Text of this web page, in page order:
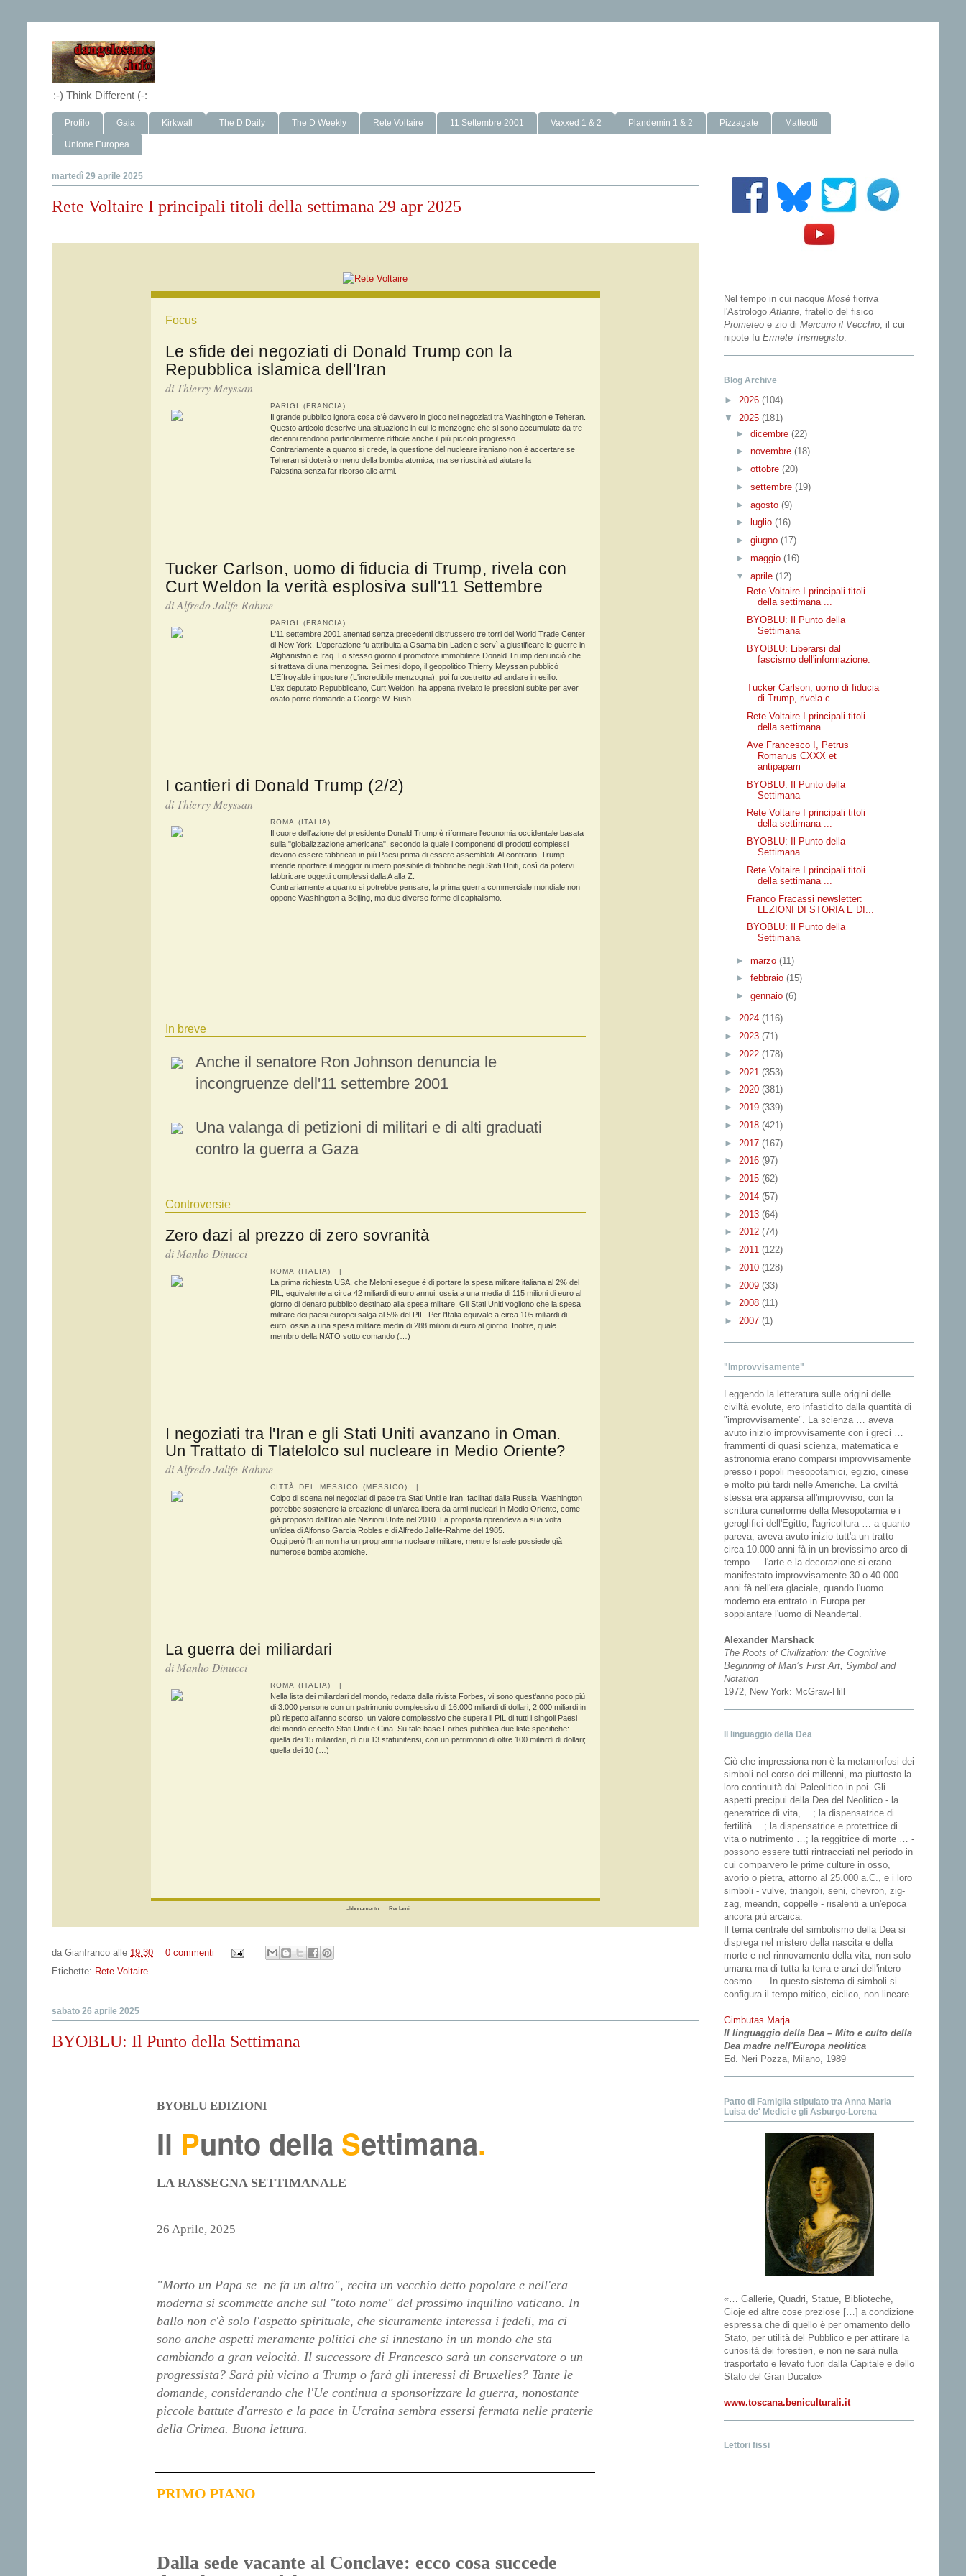
:-) Think Different (-:
Profilo Gaia Kirkwall The D Daily The D Weekly Rete Voltaire 11 Settembre 2001 Vaxxed 1 & 2 Plandemin 1 & 2 Pizzagate Matteotti
Unione Europea
martedì 29 aprile 2025
Rete Voltaire I principali titoli della settimana 29 apr 2025
Focus
Le sfide dei negoziati di Donald Trump con la
Repubblica islamica dell'Iran
di Thierry Meyssan
PARIGI (FRANCIA)
Il grande pubblico ignora cosa c'è davvero in gioco nei negoziati tra Washington e Teheran.
Questo articolo descrive una situazione in cui le menzogne che si sono accumulate da tre
decenni rendono particolarmente difficile anche il più piccolo progresso.
Contrariamente a quanto si crede, la questione del nucleare iraniano non è accertare se
Teheran si doterà o meno della bomba atomica, ma se riuscirà ad aiutare la
Palestina senza far ricorso alle armi.
Tucker Carlson, uomo di fiducia di Trump, rivela con
Curt Weldon la verità esplosiva sull'11 Settembre
di Alfredo Jalife-Rahme
PARIGI (FRANCIA)
L'11 settembre 2001 attentati senza precedenti distrussero tre torri del World Trade Center
di New York. L'operazione fu attribuita a Osama bin Laden e servì a giustificare le guerre in
Afghanistan e Iraq. Lo stesso giorno il promotore immobiliare Donald Trump denunciò che
si trattava di una menzogna. Sei mesi dopo, il geopolitico Thierry Meyssan pubblicò
L'Effroyable imposture (L'incredibile menzogna), poi fu costretto ad andare in esilio.
L'ex deputato Repubblicano, Curt Weldon, ha appena rivelato le pressioni subite per aver
osato porre domande a George W. Bush.
I cantieri di Donald Trump (2/2)
di Thierry Meyssan
ROMA (ITALIA)
Il cuore dell'azione del presidente Donald Trump è riformare l'economia occidentale basata
sulla "globalizzazione americana", secondo la quale i componenti di prodotti complessi
devono essere fabbricati in più Paesi prima di essere assemblati. Al contrario, Trump
intende riportare il maggior numero possibile di fabbriche negli Stati Uniti, così da potervi
fabbricare oggetti complessi dalla A alla Z.
Contrariamente a quanto si potrebbe pensare, la prima guerra commerciale mondiale non
oppone Washington a Beijing, ma due diverse forme di capitalismo.
In breve
Anche il senatore Ron Johnson denuncia le
incongruenze dell'11 settembre 2001
Una valanga di petizioni di militari e di alti graduati
contro la guerra a Gaza
Controversie
Zero dazi al prezzo di zero sovranità
di Manlio Dinucci
ROMA (ITALIA) |
La prima richiesta USA, che Meloni esegue è di portare la spesa militare italiana al 2% del
PIL, equivalente a circa 42 miliardi di euro annui, ossia a una media di 115 milioni di euro al
giorno di denaro pubblico destinato alla spesa militare. Gli Stati Uniti vogliono che la spesa
militare dei paesi europei salga al 5% del PIL. Per l'Italia equivale a circa 105 miliardi di
euro, ossia a una spesa militare media di 288 milioni di euro al giorno. Inoltre, quale
membro della NATO sotto comando (…)
I negoziati tra l'Iran e gli Stati Uniti avanzano in Oman.
Un Trattato di Tlatelolco sul nucleare in Medio Oriente?
di Alfredo Jalife-Rahme
CITTÀ DEL MESSICO (MESSICO) |
Colpo di scena nei negoziati di pace tra Stati Uniti e Iran, facilitati dalla Russia: Washington
potrebbe sostenere la creazione di un'area libera da armi nucleari in Medio Oriente, come
già proposto dall'Iran alle Nazioni Unite nel 2010. La proposta riprendeva a sua volta
un'idea di Alfonso Garcia Robles e di Alfredo Jalife-Rahme del 1985.
Oggi però l'Iran non ha un programma nucleare militare, mentre Israele possiede già
numerose bombe atomiche.
La guerra dei miliardari
di Manlio Dinucci
ROMA (ITALIA) |
Nella lista dei miliardari del mondo, redatta dalla rivista Forbes, vi sono quest'anno poco più
di 3.000 persone con un patrimonio complessivo di 16.000 miliardi di dollari, 2.000 miliardi in
più rispetto all'anno scorso, un valore complessivo che supera il PIL di tutti i singoli Paesi
del mondo eccetto Stati Uniti e Cina. Su tale base Forbes pubblica due liste specifiche:
quella dei 15 miliardari, di cui 13 statunitensi, con un patrimonio di oltre 100 miliardi di dollari;
quella dei 10 (…)
abbonamento Reclami
da Gianfranco alle 19:30
0 commenti
Etichette: Rete Voltaire
sabato 26 aprile 2025
BYOBLU: Il Punto della Settimana
BYOBLU EDIZIONI
Il Punto della Settimana.
LA RASSEGNA SETTIMANALE
26 Aprile, 2025
"Morto un Papa se ne fa un altro", recita un vecchio detto popolare e nell'era
moderna si scommette anche sul "toto nome" del prossimo inquilino vaticano. In
ballo non c'è solo l'aspetto spirituale, che sicuramente interessa i fedeli, ma ci
sono anche aspetti meramente politici che si innestano in un mondo che sta
cambiando a gran velocità. Il successore di Francesco sarà un conservatore o un
progressista? Sarà più vicino a Trump o farà gli interessi di Bruxelles? Tante le
domande, considerando che l'Ue continua a sponsorizzare la guerra, nonostante
piccole battute d'arresto e la pace in Ucraina sembra essersi fermata nelle praterie
della Crimea. Buona lettura.
PRIMO PIANO
Dalla sede vacante al Conclave: ecco cosa succede
Nel tempo in cui nacque Mosè fioriva
l'Astrologo Atlante , fratello del fisico
Prometeo e zio di Mercurio il Vecchio , il cui
nipote fu Ermete Trismegisto
Blog Archive
► 2026 (104)
▼ 2025 (181)
► dicembre (22)
► novembre (18)
► ottobre (20)
► settembre (19)
► agosto (9)
►
luglio (16)
► giugno (17)
► maggio (16)
▼ aprile (12)
Rete Voltaire I principali titoli
della settimana ...
BYOBLU: Il Punto della
Settimana
BYOBLU: Liberarsi dal
fascismo dell'informazione:
Tucker Carlson, uomo di fiducia
di Trump, rivela c...
Rete Voltaire I principali titoli
della settimana ...
Ave Francesco I, Petrus
Romanus CXXX et
antipapam
BYOBLU: Il Punto della
Settimana
Rete Voltaire I principali titoli
della settimana ...
BYOBLU: Il Punto della
Settimana
Rete Voltaire I principali titoli
della settimana ...
Franco Fracassi newsletter:
LEZIONI DI STORIA E DI...
BYOBLU: Il Punto della
Settimana
► marzo (11)
► febbraio (15)
► gennaio (6)
► 2024 (116)
► 2023 (71)
► 2022 (178)
► 2021 (353)
► 2020 (381)
► 2019 (339)
► 2018 (421)
► 2017 (167)
► 2016 (97)
► 2015 (62)
► 2014 (57)
► 2013 (64)
► 2012 (74)
► 2011 (122)
► 2010 (128)
► 2009 (33)
► 2008 (11)
► 2007 (1)
"Improvvisamente"
Leggendo la letteratura sulle origini delle
civiltà evolute, ero infastidito dalla quantità di
"improvvisamente". La scienza … aveva
avuto inizio improvvisamente con i greci …
frammenti di quasi scienza, matematica e
astronomia erano comparsi improvvisamente
presso i popoli mesopotamici, egizio, cinese
e molto più tardi nelle Americhe. La civiltà
stessa era apparsa all'improvviso, con la
scrittura cuneiforme della Mesopotamia e i
geroglifici dell'Egitto; l'agricoltura … a quanto
pareva, aveva avuto inizio tutt'a un tratto
circa 10.000 anni fà in un brevissimo arco di
tempo … l'arte e la decorazione si erano
manifestato improvvisamente 30 o 40.000
anni fà nell'era glaciale, quando l'uomo
moderno era entrato in Europa per
soppiantare l'uomo di Neandertal.
Alexander Marshack
The Roots of Civilization: the Cognitive
Beginning of Man’s First Art, Symbol and
Notation
1972, New York: McGraw-Hill
Il linguaggio della Dea
Ciò che impressiona non è la metamorfosi dei
simboli nel corso dei millenni, ma piuttosto la
loro continuità dal Paleolitico in poi. Gli
aspetti precipui della Dea del Neolitico - la
generatrice di vita, …; la dispensatrice di
fertilità …; la dispensatrice e protettrice di
vita o nutrimento …; la reggitrice di morte … -
possono essere tutti rintracciati nel periodo in
cui comparvero le prime culture in osso,
avorio o pietra, attorno al 25.000 a.C., e i loro
simboli - vulve, triangoli, seni, chevron, zig-
zag, meandri, coppelle - risalenti a un'epoca
ancora più arcaica.
Il tema centrale del simbolismo della Dea si
dispiega nel mistero della nascita e della
morte e nel rinnovamento della vita, non solo
umana ma di tutta la terra e anzi dell'intero
cosmo. … In questo sistema di simboli si
configura il tempo mitico, ciclico, non lineare.
Gimbutas Marja
Il linguaggio della Dea – Mito e culto della
Dea madre nell'Europa neolitica
Ed. Neri Pozza, Milano, 1989
Patto di Famiglia stipulato tra Anna Maria
Luisa de' Medici e gli Asburgo-Lorena
«… Gallerie, Quadri, Statue, Biblioteche,
Gioje ed altre cose preziose […] a condizione
espressa che di quello è per ornamento dello
Stato, per utilità del Pubblico e per attirare la
curiosità dei forestieri, e non ne sarà nulla
trasportato e levato fuori dalla Capitale e dello
Stato del Gran Ducato»
www.toscana.beniculturali.it
Lettori fissi